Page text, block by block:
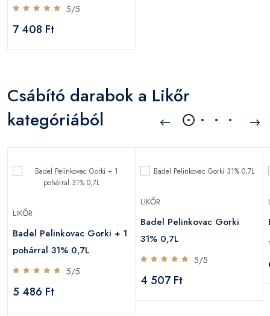
5/5
7 408 Ft
Csábító darabok a Likőr
kategóriából
LIKŐR
Badel Pelinkovac Gorki + 1
pohárral 31% 0,7L
5/5
5 486 Ft
LIKŐR
Badel Pelinkovac Gorki
31% 0,7L
5/5
4 507 Ft